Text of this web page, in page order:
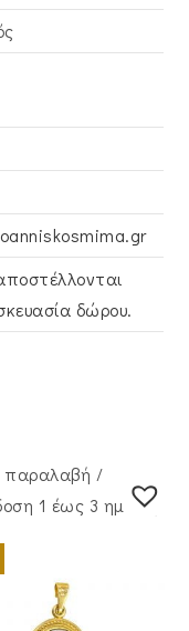
δώρου.
παραλαβή /
1 έως 3 ημέρες